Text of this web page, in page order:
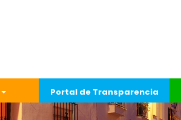
Portal de Transparencia